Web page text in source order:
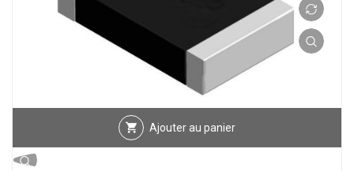
Ajouter au panier